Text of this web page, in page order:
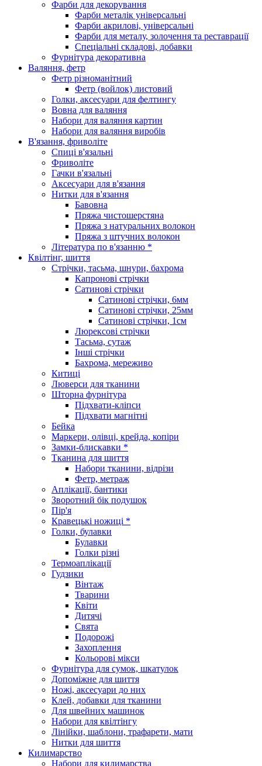
Фарби для декорування
Фарби металік універсальні
Фарби акрилові, універсальні
Фарби для металу, золочення та реставрації
Спеціальні складові, добавки
Фурнітура декоративна
Валяння, фетр
Фетр різноманітний
Фетр (войлок) листовий
Голки, аксесуари для фелтингу
Вовна для валяння
Набори для валяння картин
Набори для валяння виробів
В'язання, фриволіте
Спиці в'язальні
Фриволіте
Гачки в'язальні
Аксесуари для в'язання
Нитки для в'язання
Бавовна
Пряжа чистошерстяна
Пряжа з натуральних волокон
Пряжа з штучних волокон
Література по в'язанню *
Квілтінг, шиття
Стрічки, тасьма, шнури, бахрома
Капронові стрічки
Сатинові стрічки
Сатинові стрічки, 6мм
Сатинові стрічки, 25мм
Сатинові стрічки, 1см
Люрексові стрічки
Тасьма, сутаж
Інші стрічки
Бахрома, мереживо
Китиці
Люверси для тканини
Шторна фурнітура
Підхвати-кліпси
Підхвати магнітні
Бейка
Маркери, олівці, крейда, копіри
Замки-блискавки *
Тканина для шиття
Набори тканини, відрізи
Фетр, метраж
Аплікації, бантики
Зворотний бік подушок
Пір'я
Кравецькі ножиці *
Голки, булавки
Булавки
Голки різні
Термоаплікації
Гудзики
Вінтаж
Тварини
Квіти
Дитячі
Свята
Подорожі
Захоплення
Кольорові мікси
Фурнітура для сумок, шкатулок
Допоміжне для шиття
Ножі, аксесуари до них
Клей, добавки для тканини
Для швейних машинок
Набори для квілтінгу
Лінійки, шаблони, трафарети, мати
Нитки для шиття
Килимарство
Набори для килимарства